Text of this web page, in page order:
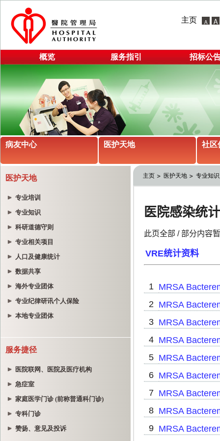
主页
概览 服务指引 招标公
病友中心 医护天地 社区
医护天地
专业培训
专业知识
科研道德守则
专业相关项目
人口及健康统计
数据共享
海外专业团体
专业纪律研讯个人保险
本地专业团体
服务捷径
医院联网、医院及医疗机构
急症室
家庭医学门诊 (前称普通科门诊)
专科门诊
赞扬、意见及投诉
主页 医护天地 专业知识